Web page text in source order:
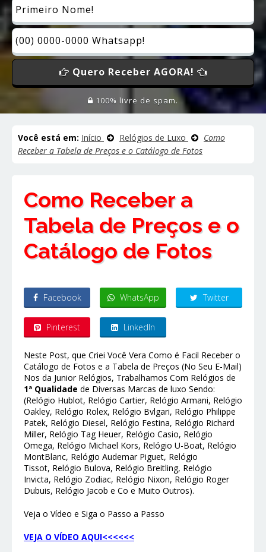
Quero Receber AGORA!
100% livre de spam.
Você está em: Início Relógios de Luxo
Como
Receber a Tabela de Preços e o Catálogo de Fotos
Como Receber a
Tabela de Preços e o
Catálogo de Fotos
Facebook WhatsApp Twitter
Pinterest LinkedIn
Neste Post, que Criei Você Vera Como é Facil Receber o
Catálogo de Fotos e a Tabela de Preços (No Seu E-Mail)
Nos da Junior Relógios, Trabalhamos Com Relógios de
1ª Qualidade de Diversas Marcas de luxo Sendo:
(Relógio Hublot, Relógio Cartier, Relógio Armani, Relógio
Oakley, Relógio Rolex, Relógio Bvlgari, Relógio Philippe
Patek, Relógio Diesel, Relógio Festina, Relógio Richard
Miller, Relógio Tag Heuer, Relógio Casio, Relógio
Omega, Relógio Michael Kors, Relógio U-Boat, Relógio
MontBlanc, Relógio Audemar Piguet, Relógio
Tissot, Relógio Bulova, Relógio Breitling, Relógio
Invicta, Relógio Zodiac, Relógio Nixon, Relógio Roger
Dubuis, Relógio Jacob e Co e Muito Outros).
Veja o Vídeo e Siga o Passo a Passo
VEJA O VÍDEO AQUI<<<<<<